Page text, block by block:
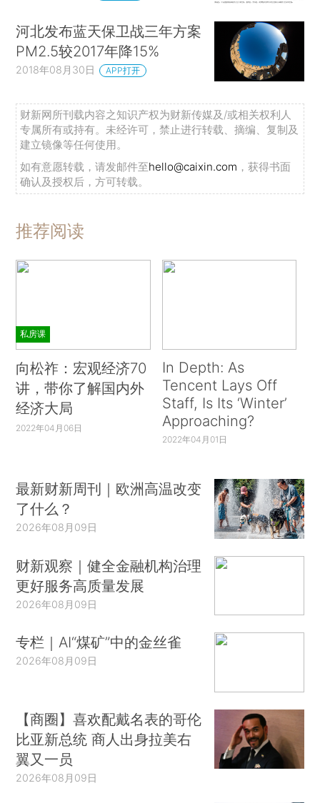
河北发布蓝天保卫战三年方案
PM2.5较2017年降15%
2018年08月30日 APP打开
财新网所刊载内容之知识产权为财新传媒及/或相关权利人
专属所有或持有。未经许可，禁止进行转载、摘编、复制及
建立镜像等任何使用。
如有意愿转载，请发邮件至hello@caixin.com ，获得书面
确认及授权后，方可转载。
推荐阅读
私房课
向松祚：宏观经济70
讲，带你了解国内外
经济大局
2022年04月06日
In Depth: As
Tencent Lays Off
Staff, Is Its ‘Winter’
Approaching?
2022年04月01日
最新财新周刊｜欧洲高温改变
了什么？
2026年08月09日
财新观察｜健全金融机构治理
更好服务高质量发展
2026年08月09日
专栏｜AI“煤矿”中的金丝雀
2026年08月09日
【商圈】喜欢配戴名表的哥伦
比亚新总统 商人出身拉美右
翼又一员
2026年08月09日